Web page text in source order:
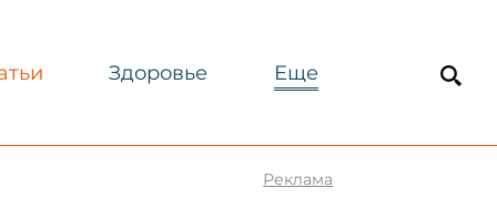
Здоровье Еще
Реклама